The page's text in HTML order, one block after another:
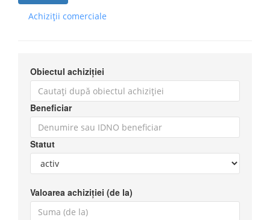
Achiziții comerciale
Obiectul achiziției
Beneficiar
Statut
Valoarea achiziției (de la)